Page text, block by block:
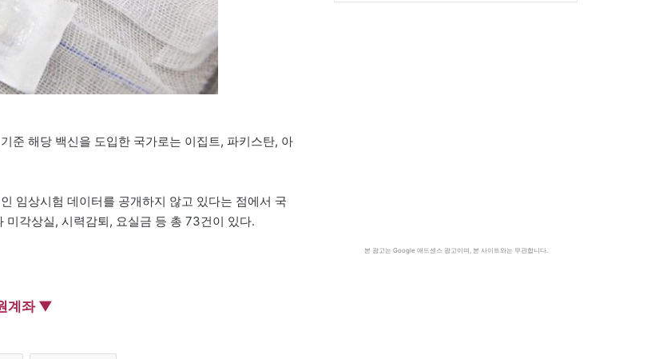
준 해당 백신을 도입한 국가로는 이집트, 파키스탄, 아
임상시험 데이터를 공개하지 않고 있다는 점에서 국
각상실, 시력감퇴, 요실금 등 총 73건이 있다.
계좌 ▼
본 광고는 Google 애드센스 광고이며, 본 사이트와는 무관합니다.